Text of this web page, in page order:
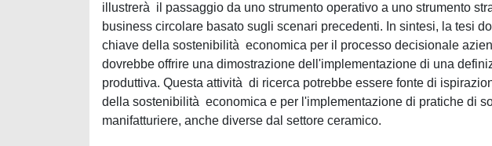
illustrerà il passaggio da uno strumento operativo a uno strumento
business circolare basato sugli scenari precedenti. In sintesi, la tesi
chiave della sostenibilità economica per il processo decisionale
dovrebbe offrire una dimostrazione dell'implementazione di una
produttiva. Questa attività di ricerca potrebbe essere fonte di
della sostenibilità economica e per l'implementazione di pratiche di
manifatturiere, anche diverse dal settore ceramico.